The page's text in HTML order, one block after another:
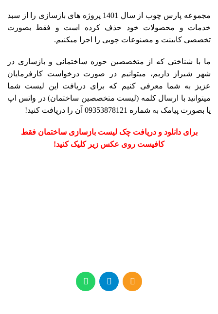
مجموعه پارس چوب از سال 1401 پروژه های بازسازی را از سبد
خدمات و محصولات خود حذف کرده است و فقط بصورت
تخصصی کابینت و مصنوعات چوبی را اجرا میکنیم.
ما با شناختی که از متخصصین حوزه ساختمانی و بازسازی در
شهر شیراز داریم، میتوانیم در صورت درخواست کارفرمایان
عزیز به شما معرفی کنیم که برای دریافت این لیست شما
میتوانید با ارسال کلمه (لیست متخصصین ساختمان) در واتس اپ
یا بصورت پیامک به شماره 09353878121 آن را دریافت کنید!
برای دانلود و دریافت چک لیست بازسازی ساختمان فقط
کافیست روی عکس زیر کلیک کنید!